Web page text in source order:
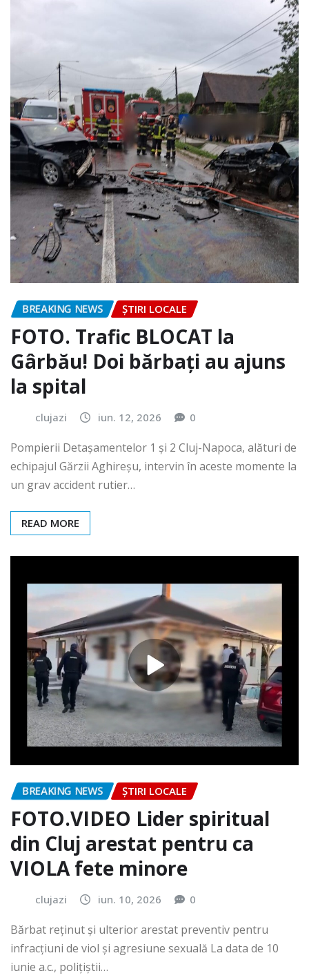
BREAKING NEWS ȘTIRI LOCALE
FOTO. Trafic BLOCAT la
Gârbău! Doi bărbați au ajuns
la spital
clujazi iun. 12, 2026 0
Pompierii Detașamentelor 1 și 2 Cluj-Napoca, alături de
echipajul Gărzii Aghireșu, intervin în aceste momente la
un grav accident rutier…
READ MORE
BREAKING NEWS ȘTIRI LOCALE
FOTO.VIDEO Lider spiritual
din Cluj arestat pentru ca
VIOLA fete minore
clujazi iun. 10, 2026 0
Bărbat reținut și ulterior arestat preventiv pentru
infracțiuni de viol și agresiune sexuală La data de 10
iunie a.c., polițiștii…